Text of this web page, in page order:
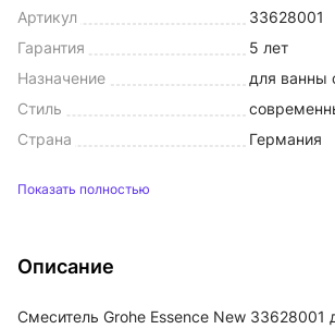
Артикул
33628001
Гарантия
5 лет
Назначение
для ванны
Стиль
Страна
Германия
Показать полностью
Описание
Смеситель Grohe Essence New 33628001